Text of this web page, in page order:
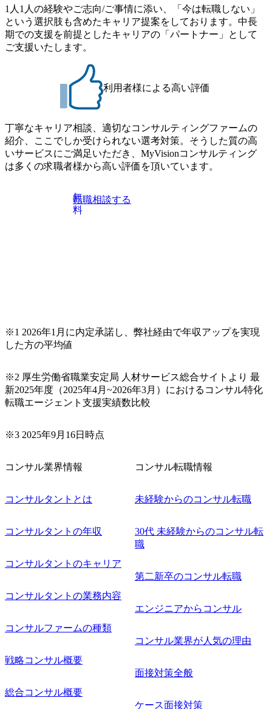
流改革/需給プロセス改革)【SSC SU】 ・SCM/ECMデータ・
プロセス分析・AI活用_Sustainable SCM Strategy Unit(Strategy
Consultant職)≪東京・大阪≫ ・コンサルタント(SCS SUオー
プンポジション)【SCS SU】 ※当日は全体での会社説明な
どはなく、個別選考のみの実施を予定しています ※1名あた
りの拘束時間は1時間～最大2時間半程度を想定しています
※1次面接と最終面接の間をなるべく空けないよう調整して
おりますが、調整が叶わないケースもございます オンライ
ン 書類選考通過者
・プログラム期間中はコンサルタントとの食事会、プロジ
ェクトのご紹介、ケースワークショップなどを実施します
・10月17日(土)開催の選考会にて採用面接を実施する予定で
す ※ご都合が合わない方は別途調整いたします 初回プロ
ラインまたはオフラインの実施 ※東京オフィスのみのご応
募となります。他オフィス希望を含めたご応募はお受けい
たしかねますのでご了承ください ● フルタイムでの職務経
歴を2年以上お持ちの方で、東京オフィスのコンサルタント
ポジションに応募意思がある方 ● 英語・日本語ともにビジ
ネスレベルの方 ※日本語が母国語でない方は日本語能力
試験N1またはそれ相当の上級レベルの日本語力(会話・読解
力)
1人1人の経験やご志向/ご事情に添い、「今は転職しない」
という選択肢も含めたキャリア提案をしております。中長
期での支援を前提としたキャリアの「パートナー」として
ご支援いたします。
利用者様による高い評価
丁寧なキャリア相談、適切なコンサルティングファームの
紹介、ここでしか受けられない選考対策。そうした質の高
いサービスにご満足いただき、MyVisionコンサルティング
は多くの求職者様から高い評価を頂いています。
無
料
転職相談する
※1 2026年1月に内定承諾し、弊社経由で年収アップを実現
した方の平均値
※2 厚生労働省職業安定局 人材サービス総合サイトより 最
新2025年度（2025年4月~2026年3月）におけるコンサル特化
転職エージェント支援実績数比較
※3 2025年9月16日時点
コンサル業界情報
コンサルタントとは
コンサルタントの年収
コンサルタントのキャリア
コンサルタントの業務内容
コンサルファームの種類
戦略コンサル概要
総合コンサル概要
コンサル転職情報
未経験からのコンサル転職
30代 未経験からのコンサル転
職
第二新卒のコンサル転職
エンジニアからコンサル
コンサル業界が人気の理由
面接対策全般
ケース面接対策